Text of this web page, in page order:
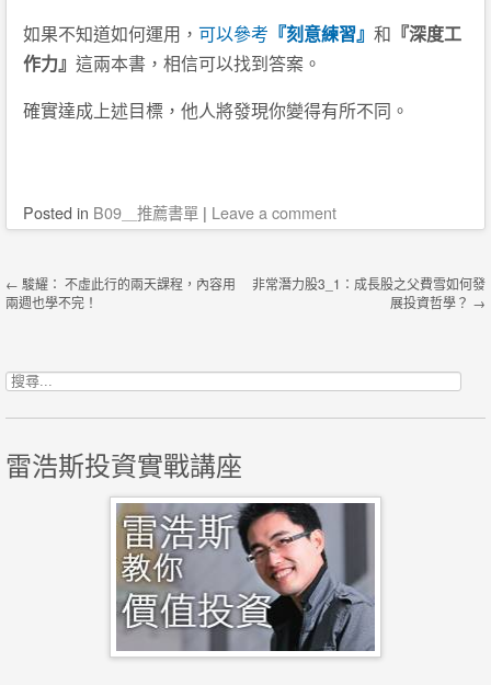
如果不知道如何運用， 可以參考 『刻意練習』 和 『深度工
作力』 這兩本書，相信可以找到答案。
確實達成上述目標，他人將發現你變得有所不同。
Posted in B09＿推薦書單 | Leave a comment
← 駿耀： 不虛此行的兩天課程，內容用
兩週也學不完！
非常潛力股3_1：成長股之父費雪如何發
展投資哲學？ →
搜尋關鍵字:
雷浩斯投資實戰講座